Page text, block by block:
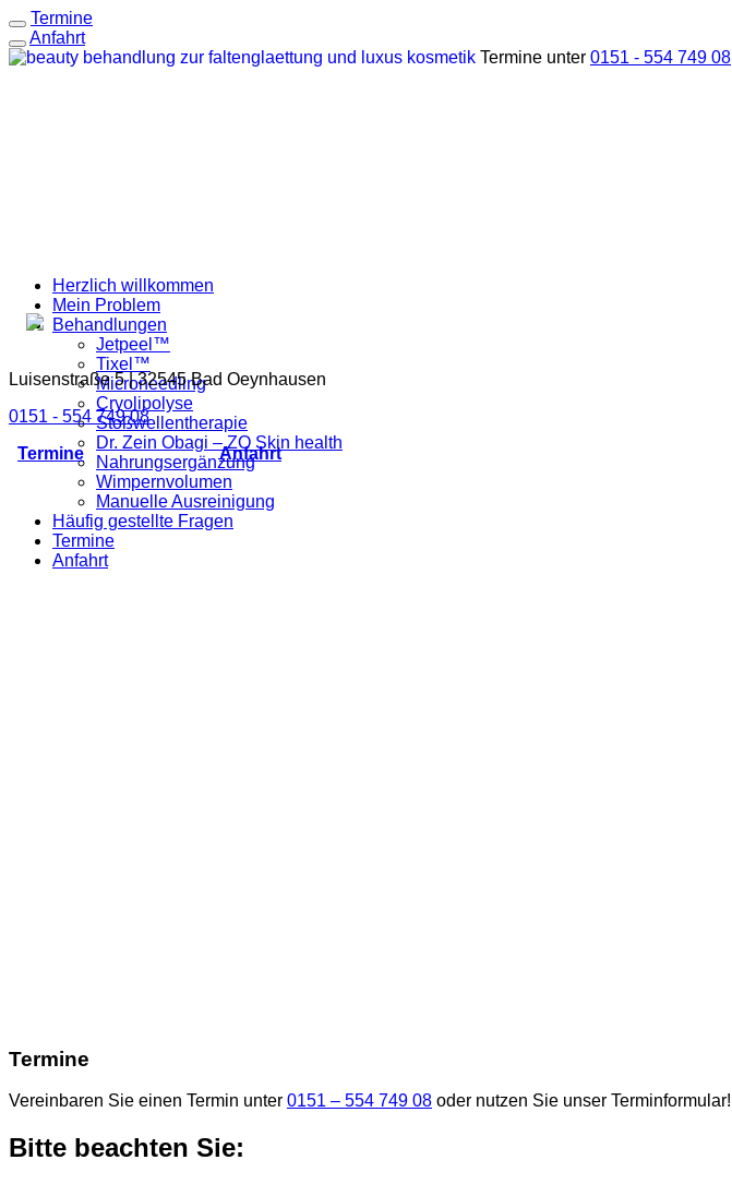
Termine
Anfahrt
Termine unter 0151 - 554 749 08
Herzlich willkommen
Mein Problem
Behandlungen
Jetpeel™
Tixel™
Microneedling
Cryolipolyse
Stoßwellentherapie
Dr. Zein Obagi – ZO Skin health
Nahrungsergänzung
Wimpernvolumen
Manuelle Ausreinigung
Häufig gestellte Fragen
Termine
Anfahrt
Luisenstraße 5 | 32545 Bad Oeynhausen
0151 - 554 749 08
Termine
Anfahrt
Termine
Vereinbaren Sie einen Termin unter 0151 – 554 749 08 oder nutzen Sie unser Terminformular!
Bitte beachten Sie: